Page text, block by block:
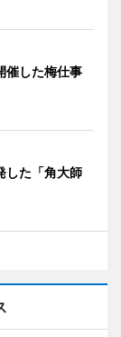
催した梅仕事
した「角大師